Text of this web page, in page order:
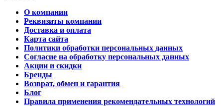
О компании
Реквизиты компании
Доставка и оплата
Карта сайта
Политики обработки персональных данных
Согласие на обработку персональных данных
Акции и скидки
Бренды
Возврат, обмен и гарантия
Блог
Правила применения рекомендательных технологий